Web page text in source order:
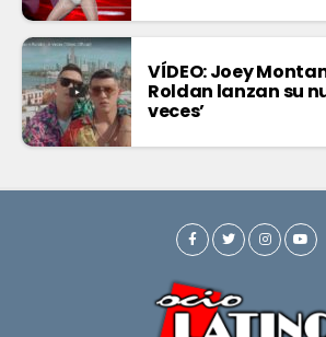
VÍDEO: Joey
Roldan lanzan su
veces’